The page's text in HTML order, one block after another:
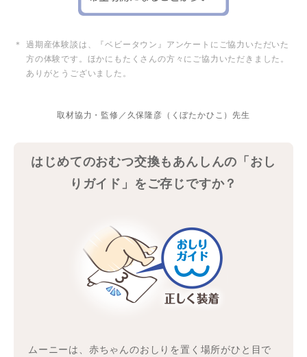
＊ 過期産体験談は、『ベビータウン』アンケートにご協力いただいた
方の体験です。ほかにもたくさんの方々にご協力いただきました。
ありがとうございました。
取材協力・監修／久保隆彦（くぼたかひこ）先生
はじめてのおむつ交換もあんしんの「おし
りガイド」をご存じですか？
ムーニーは、赤ちゃんのおしりを置く場所がひと目で